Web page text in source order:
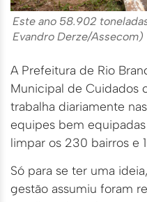
Este ano 58.902
Evandro Derze/Assecom)
A Prefeitura de Rio
Municipal de Cuidados
trabalha diariamente
equipes bem
limpar os 230 bairros e
Só para se ter uma
gestão assumiu foram